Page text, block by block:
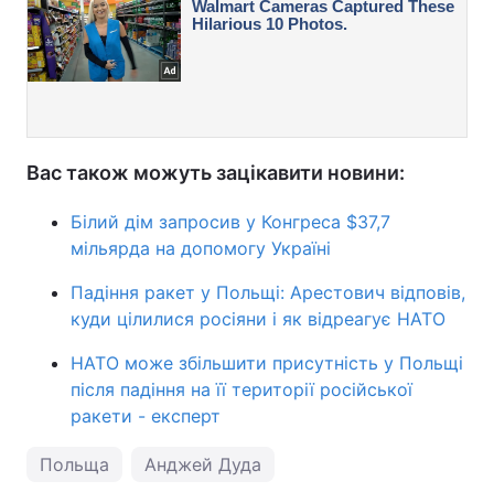
Вас також можуть зацікавити новини:
Білий дім запросив у Конгреса $37,7
мільярда на допомогу Україні
Падіння ракет у Польщі: Арестович відповів,
куди цілилися росіяни і як відреагує НАТО
НАТО може збільшити присутність у Польщі
після падіння на її території російської
ракети - експерт
Польща Анджей Дуда